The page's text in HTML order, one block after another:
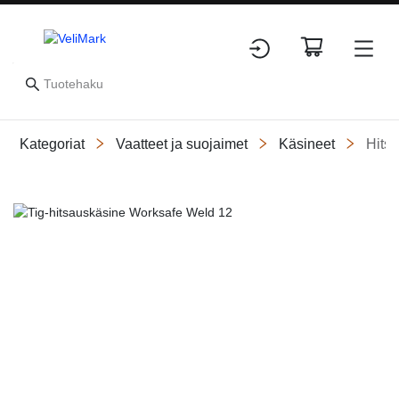
Kategoriat Vaatteet ja suojaimet Käsineet
Slide 1 of 1